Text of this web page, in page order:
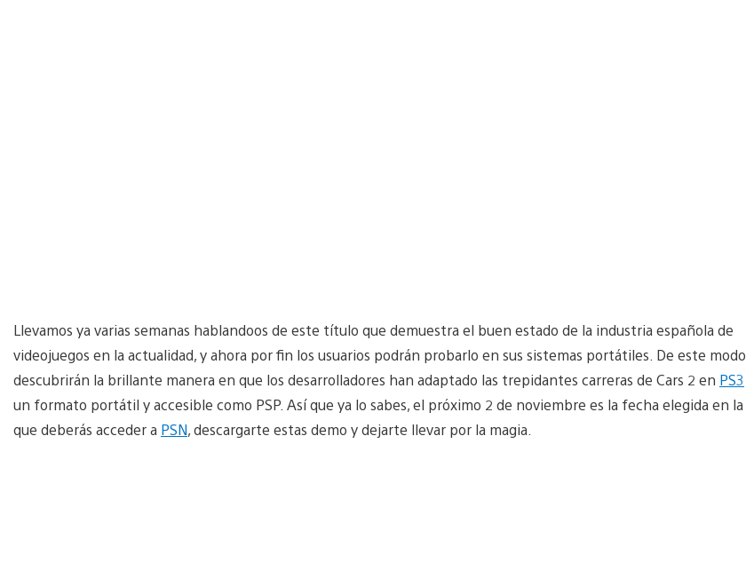
Llevamos ya varias semanas hablandoos de este título que demuestra el buen estado de la industria española de
videojuegos en la actualidad, y ahora por fin los usuarios podrán probarlo en sus sistemas portátiles. De este modo
descubrirán la brillante manera en que los desarrolladores han adaptado las trepidantes carreras de Cars 2 en PS3
un formato portátil y accesible como PSP. Así que ya lo sabes, el próximo 2 de noviembre es la fecha elegida en la
que deberás acceder a PSN, descargarte estas demo y dejarte llevar por la magia.